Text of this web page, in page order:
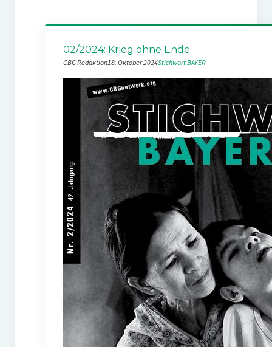
02/2024: Krieg ohne Ende
CBG Redaktion18. Oktober 2024Stichwort BAYER